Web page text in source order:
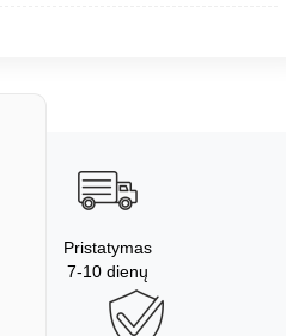
Pristatymas
7-10 dienų